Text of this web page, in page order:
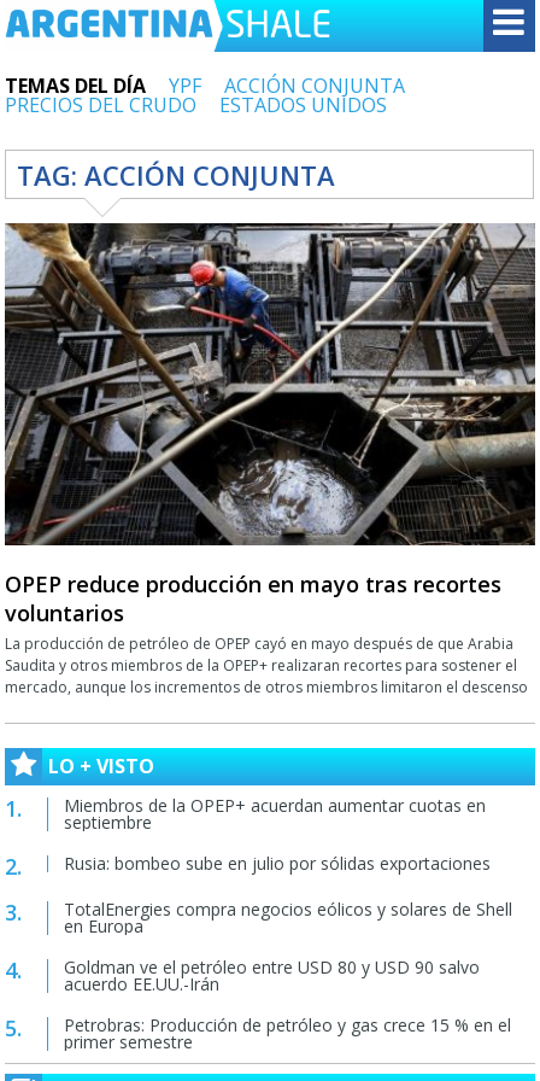
TEMAS DEL DÍA YPF ACCIÓN CONJUNTA
PRECIOS DEL CRUDO ESTADOS UNIDOS
TAG:ACCIÓN CONJUNTA
OPEP reduce producción en mayo tras recortes
voluntarios
La producción de petróleo de OPEP cayó en mayo después de que Arabia
Saudita y otros miembros de la OPEP+ realizaran recortes para sostener el
mercado, aunque los incrementos de otros miembros limitaron el descenso
LO + VISTO
Miembros de la OPEP+ acuerdan aumentar cuotas en
septiembre
Rusia: bombeo sube en julio por sólidas exportaciones
TotalEnergies compra negocios eólicos y solares de Shell
en Europa
Goldman ve el petróleo entre USD 80 y USD 90 salvo
acuerdo EE.UU.-Irán
Petrobras: Producción de petróleo y gas crece 15 % en el
primer semestre